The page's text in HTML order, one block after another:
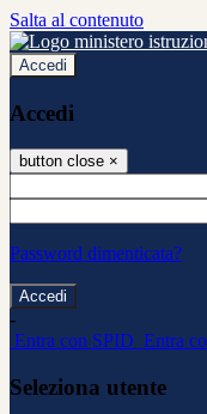
Salta al contenuto
Accedi
Accedi
button close ×
Password dimenticata?
-
Entra con SPID Entra
Seleziona utente